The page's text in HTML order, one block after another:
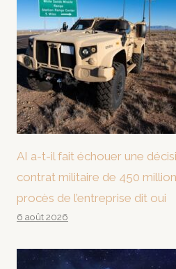
AI a-t-il fait échouer une
contrat militaire de 450
procès de l’entreprise dit oui
6 août 2026